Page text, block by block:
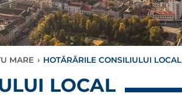
MARE › HOTĂRÂRILE CONSILIULUI LOCAL
LOCAL